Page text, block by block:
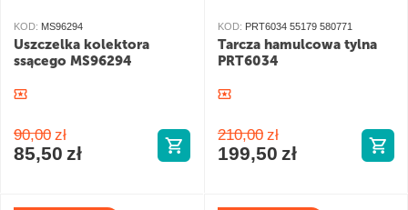
KOD: MS96294
Uszczelka kolektora
ssącego MS96294
90,00 zł
85,50 zł
KOD: PRT6034 55179 580771
Tarcza hamulcowa tylna
PRT6034
210,00 zł
199,50 zł